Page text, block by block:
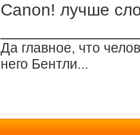
Canon! лучше
Да главное, что
него Бентли...